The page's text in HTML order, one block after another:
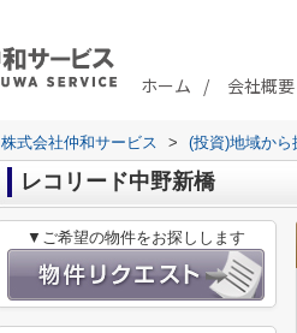
ホーム
会社概要
株式会社仲和サービス > (投資)地域から
レコリード中野新橋
▼ご希望の物件をお探しします